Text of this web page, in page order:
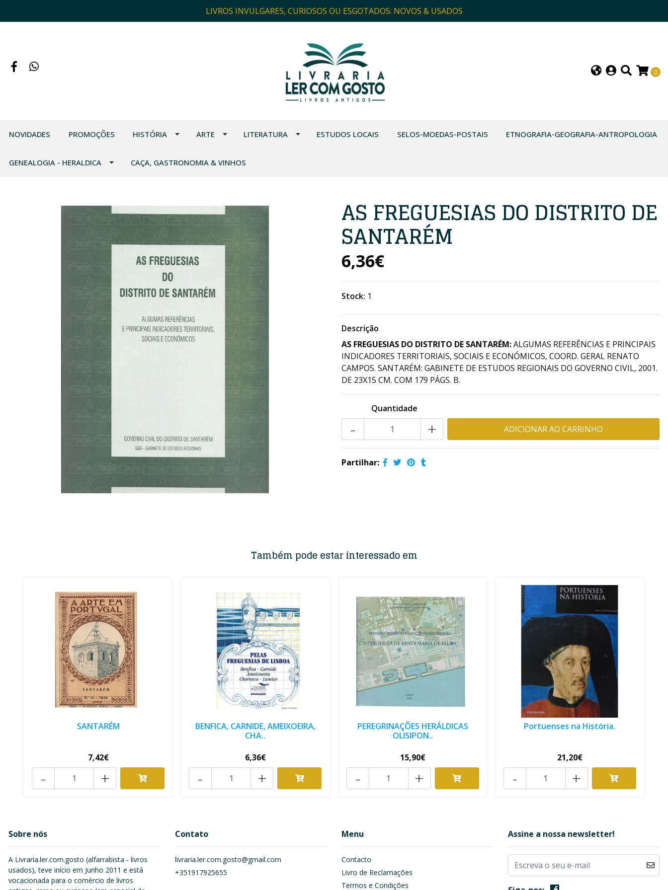
LIVROS INVULGARES, CURIOSOS OU ESGOTADOS: NOVOS & USADOS
0
NOVIDADES PROMOÇÕES HISTÓRIA ARTE LITERATURA ESTUDOS LOCAIS SELOS-MOEDAS-POSTAIS ETNOGRAFIA-GEOGRAFIA-ANTROPOLOGIA
GENEALOGIA - HERALDICA CAÇA, GASTRONOMIA & VINHOS
AS FREGUESIAS DO DISTRITO DE
SANTARÉM
6,36€
Stock: 1
Descrição
AS FREGUESIAS DO DISTRITO DE SANTARÉM:ALGUMAS REFERÊNCIAS E PRINCIPAIS
INDICADORES TERRITORIAIS, SOCIAIS E ECONÓMICOS, COORD. GERAL RENATO
CAMPOS. SANTARÉM: GABINETE DE ESTUDOS REGIONAIS DO GOVERNO CIVIL, 2001.
DE 23X15 CM. COM 179 PÁGS. B.
Quantidade
+
-
Partilhar:
Também pode estar interessado em
SANTARÉM
7,42€
+
-
BENFICA, CARNIDE, AMEIXOEIRA,
CHA..
6,36€
+
-
PEREGRINAÇÕES HERÁLDICAS
OLISIPON..
15,90€
+
-
Portuenses na História.
21,20€
+
-
Sobre nós
A Livraria.ler.com.gosto (alfarrabista - livros
usados), teve início em Junho 2011 e está
vocacionada para o comércio de livros
Contato
livraria.ler.com.gosto@gmail.com
+351917925655
Menu
Contacto
Livro de Reclamações
Termos e Condições
Assine a nossa newsletter!